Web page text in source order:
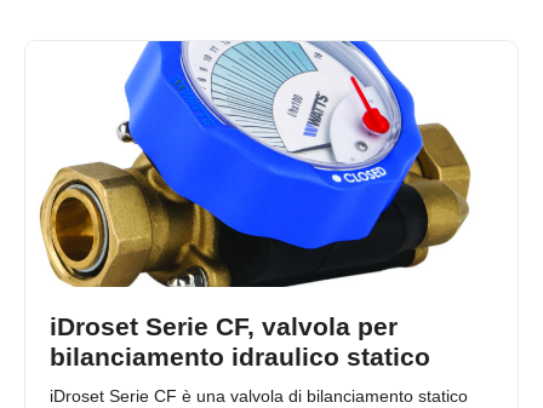
iDroset Serie CF, valvola per
bilanciamento idraulico statico
iDroset Serie CF è una valvola di bilanciamento statico